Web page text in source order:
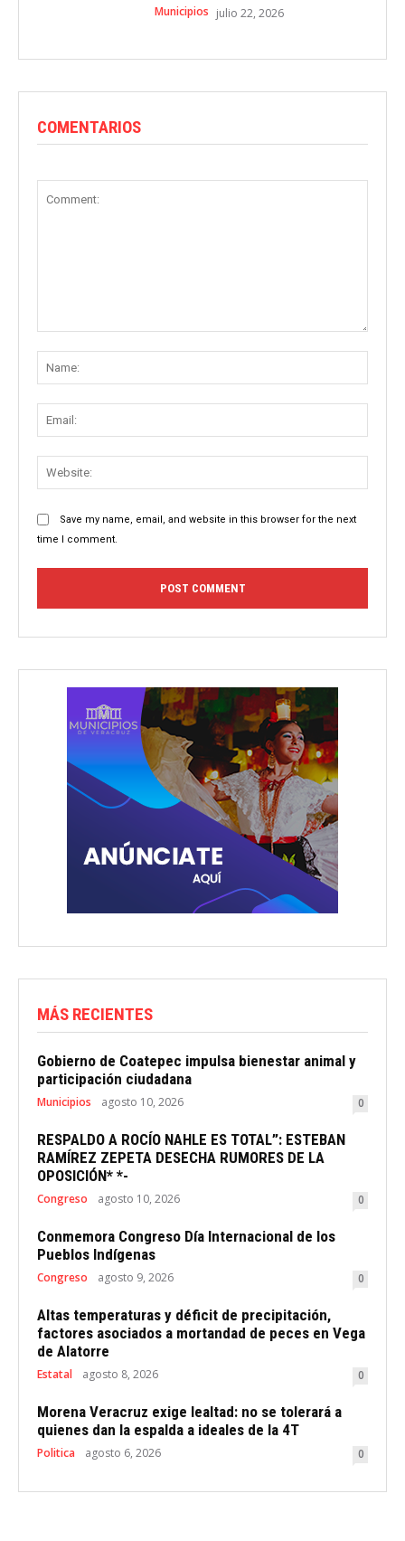
Municipios julio 22, 2026
COMENTARIOS
Save my name, email, and website in this browser for the next
time I comment.
MÁS RECIENTES
Gobierno de Coatepec impulsa bienestar animal y
participación ciudadana
Municipios agosto 10, 2026 0
RESPALDO A ROCÍO NAHLE ES TOTAL”: ESTEBAN
RAMÍREZ ZEPETA DESECHA RUMORES DE LA
OPOSICIÓN* *-
Congreso agosto 10, 2026 0
Conmemora Congreso Día Internacional de los
Pueblos Indígenas
Congreso agosto 9, 2026 0
Altas temperaturas y déficit de precipitación,
factores asociados a mortandad de peces en Vega
de Alatorre
Estatal agosto 8, 2026 0
Morena Veracruz exige lealtad: no se tolerará a
quienes dan la espalda a ideales de la 4T
Politica agosto 6, 2026 0